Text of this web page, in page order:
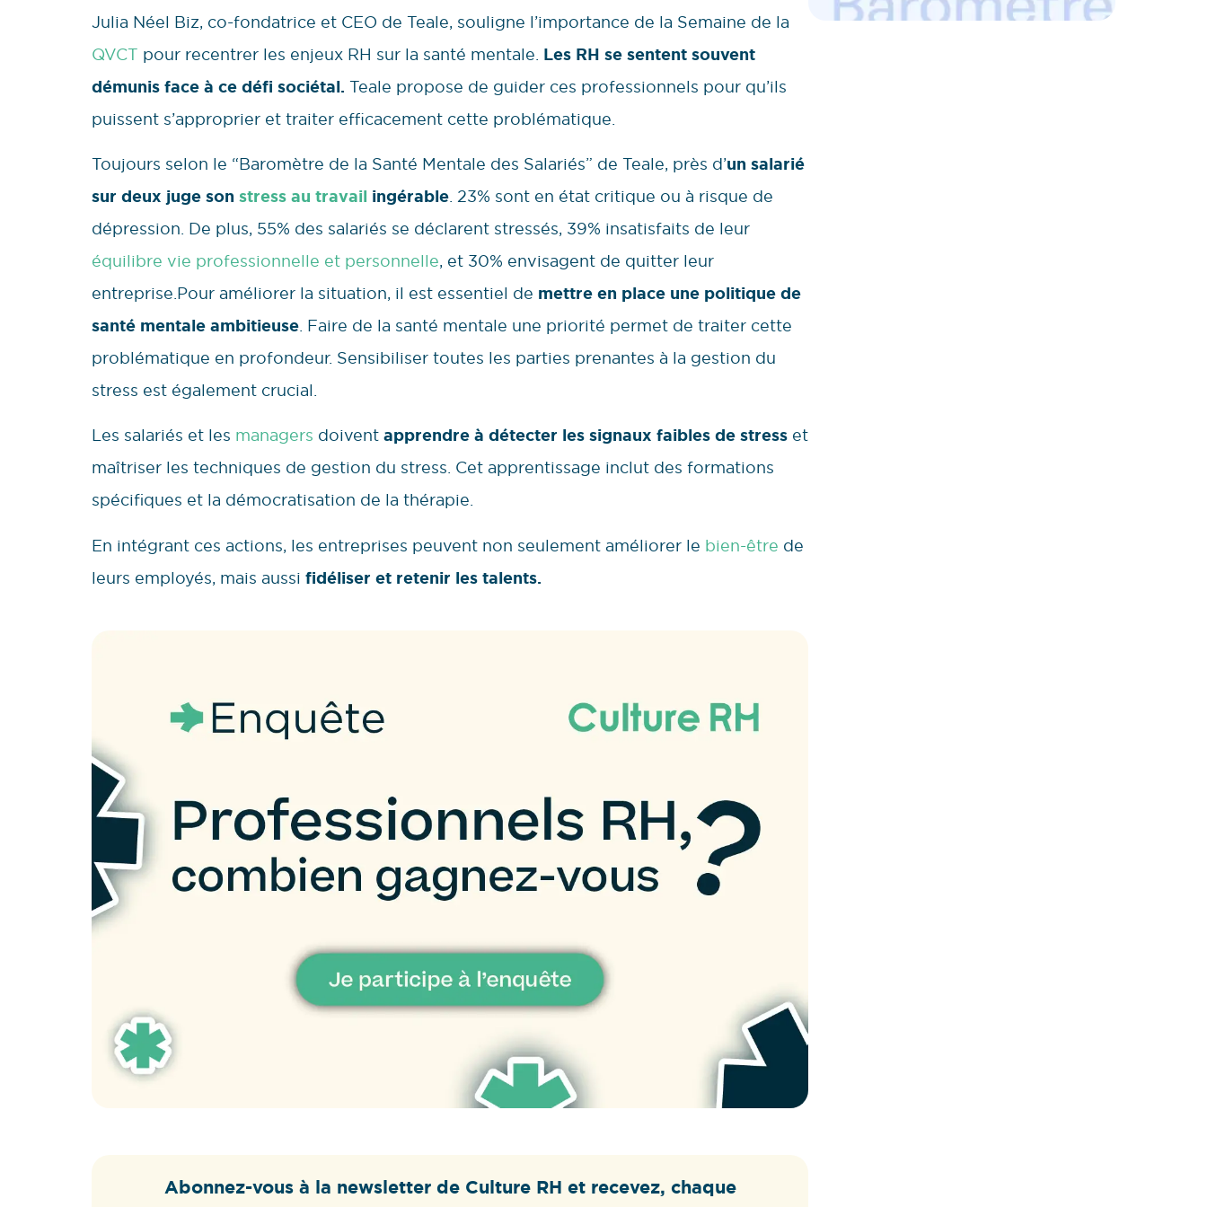
Julia Néel Biz, co-fondatrice et CEO de Teale, souligne l’importance de la Semaine de la
QVCT pour recentrer les enjeux RH sur la santé mentale. Les RH se sentent souvent
démunis face à ce défi sociétal. Teale propose de guider ces professionnels pour qu’ils
puissent s’approprier et traiter efficacement cette problématique.
Toujours selon le “Baromètre de la Santé Mentale des Salariés” de Teale, près d’un salarié
sur deux juge son stress au travail ingérable. 23% sont en état critique ou à risque de
dépression. De plus, 55% des salariés se déclarent stressés, 39% insatisfaits de leur
équilibre vie professionnelle et personnelle, et 30% envisagent de quitter leur
entreprise.Pour améliorer la situation, il est essentiel de mettre en place une politique de
santé mentale ambitieuse. Faire de la santé mentale une priorité permet de traiter cette
problématique en profondeur. Sensibiliser toutes les parties prenantes à la gestion du
stress est également crucial.
Les salariés et les managers doivent apprendre à détecter les signaux faibles de stress et
maîtriser les techniques de gestion du stress. Cet apprentissage inclut des formations
spécifiques et la démocratisation de la thérapie.
En intégrant ces actions, les entreprises peuvent non seulement améliorer le bien-être de
leurs employés, mais aussi fidéliser et retenir les talents.
Abonnez-vous à la newsletter de Culture RH et recevez, chaque